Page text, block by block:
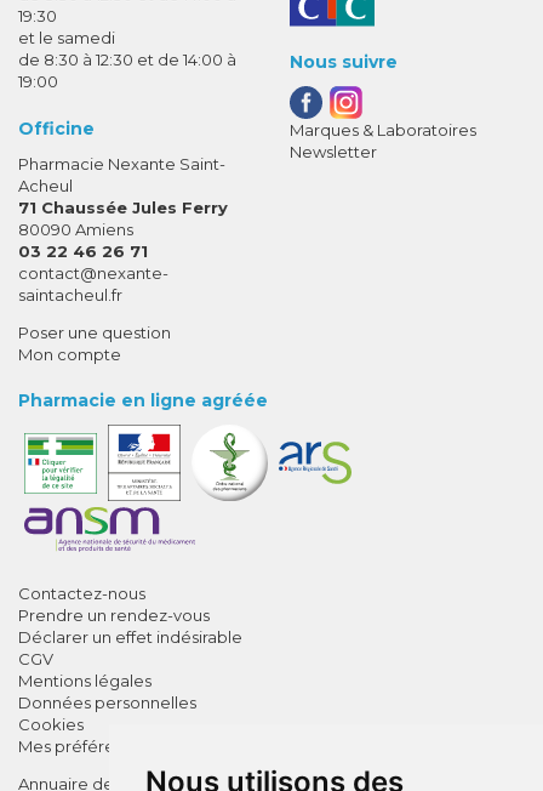
Nous utilisons des
19:30
et le samedi
de 8:30 à 12:30 et de 14:00 à
19:00
Officine
Pharmacie Nexante Saint-
Acheul
71 Chaussée Jules Ferry
80090 Amiens
03 22 46 26 71
contact-
@-
nexante-
saintacheul.fr
Poser une question
Mon compte
Nous suivre
Marques & Laboratoires
Newsletter
Pharmacie en ligne agréée
Contactez-nous
Prendre un rendez-vous
Déclarer un effet indésirable
CGV
Mentions légales
Données personnelles
Cookies
Mes préférences Cookies
Annuaire des pharmacies